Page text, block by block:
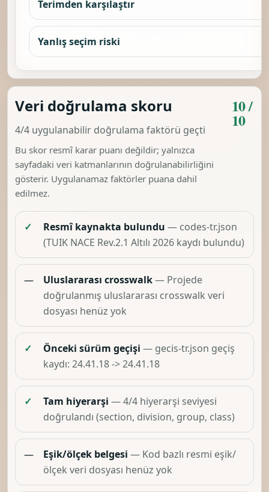
Terimden karşılaştır
Yanlış seçim riski
Veri doğrulama skoru
4/4 uygulanabilir doğrulama faktörü geçti
Bu skor resmî karar puanı değildir; yalnızca
sayfadaki veri katmanlarının doğrulanabilirliğini
gösterir. Uygulanamaz faktörler puana dahil
edilmez.
10 /
10
✓ Resmî kaynakta bulundu — codes-tr.json
(TUIK NACE Rev.2.1 Altılı 2026 kaydı bulundu)
— Uluslararası crosswalk— Projede
doğrulanmış uluslararası crosswalk veri
dosyası henüz yok
✓ Önceki sürüm geçişi — gecis-tr.json geçiş
kaydı: 24.41.18 -> 24.41.18
✓ Tam hiyerarşi — 4/4 hiyerarşi seviyesi
doğrulandı (section, division, group, class)
— Eşik/ölçek belgesi — Kod bazlı resmi eşik/
ölçek veri dosyası henüz yok